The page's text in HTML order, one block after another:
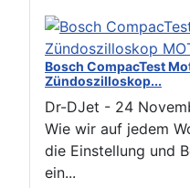
Bosch CompacTest
Zündoszilloskop...
Dr-DJet - 24
Wie wir auf jedem
die Einstellung und
ein...